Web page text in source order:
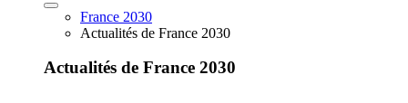
France 2030
Actualités de France 2030
Actualités de France 2030